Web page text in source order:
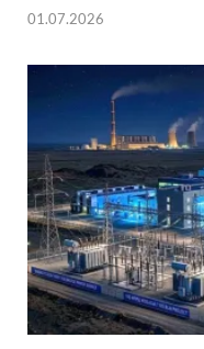
01.07.2026